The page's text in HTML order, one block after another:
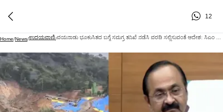
12
Home/News/ಉದಯವಾಣಿ/